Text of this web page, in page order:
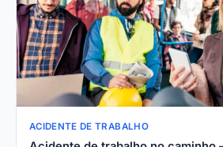
ACIDENTE DE TRABALHO